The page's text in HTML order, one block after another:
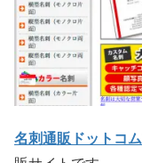
名刺通販ドットコム